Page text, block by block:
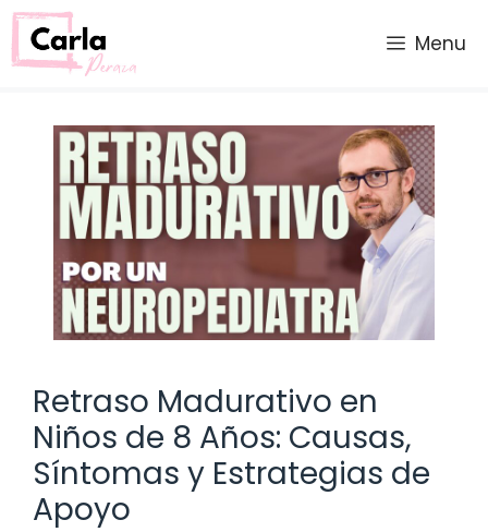
Saltar
al
contenido
Menu
Retraso Madurativo en
Niños de 8 Años: Causas,
Síntomas y Estrategias de
Apoyo